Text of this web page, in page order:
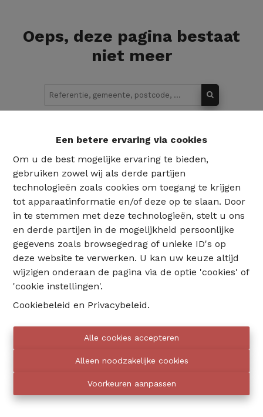
Een betere ervaring via cookies
Om u de best mogelijke ervaring te bieden,
gebruiken zowel wij als derde partijen
technologieën zoals cookies om toegang te krijgen
tot apparaatinformatie en/of deze op te slaan. Door
in te stemmen met deze technologieën, stelt u ons
en derde partijen in de mogelijkheid persoonlijke
gegevens zoals browsegedrag of unieke ID's op
deze website te verwerken. U kan uw keuze altijd
wijzigen onderaan de pagina via de optie 'cookies' of
'cookie instellingen'.
Cookiebeleid en Privacybeleid.
Alle cookies accepteren
Alleen noodzakelijke cookies
Voorkeuren aanpassen
Oeps, deze pagina bestaat
niet meer
02 735 18 38
Eventimmo chasseurs